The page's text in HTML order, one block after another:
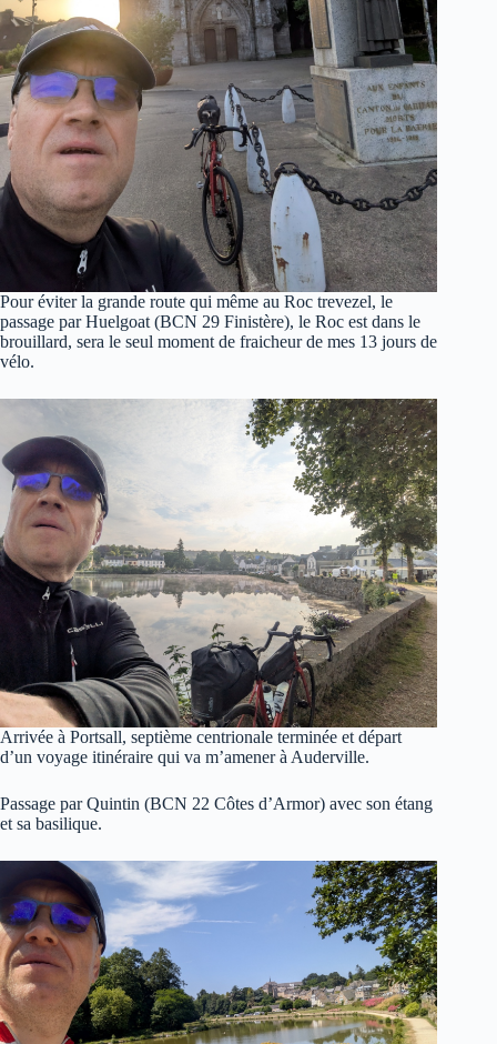
Pour éviter la grande route qui même au Roc trevezel, le
passage par Huelgoat (BCN 29 Finistère), le Roc est dans le
brouillard, sera le seul moment de fraicheur de mes 13 jours de
vélo.
Arrivée à Portsall, septième centrionale terminée et départ
d’un voyage itinéraire qui va m’amener à Auderville.
Passage par Quintin (BCN 22 Côtes d’Armor) avec son étang
et sa basilique.